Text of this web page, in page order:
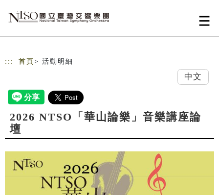
::: 首頁 > 活動明細
中文
2026 NTSO「華山論樂」音樂講座論
壇